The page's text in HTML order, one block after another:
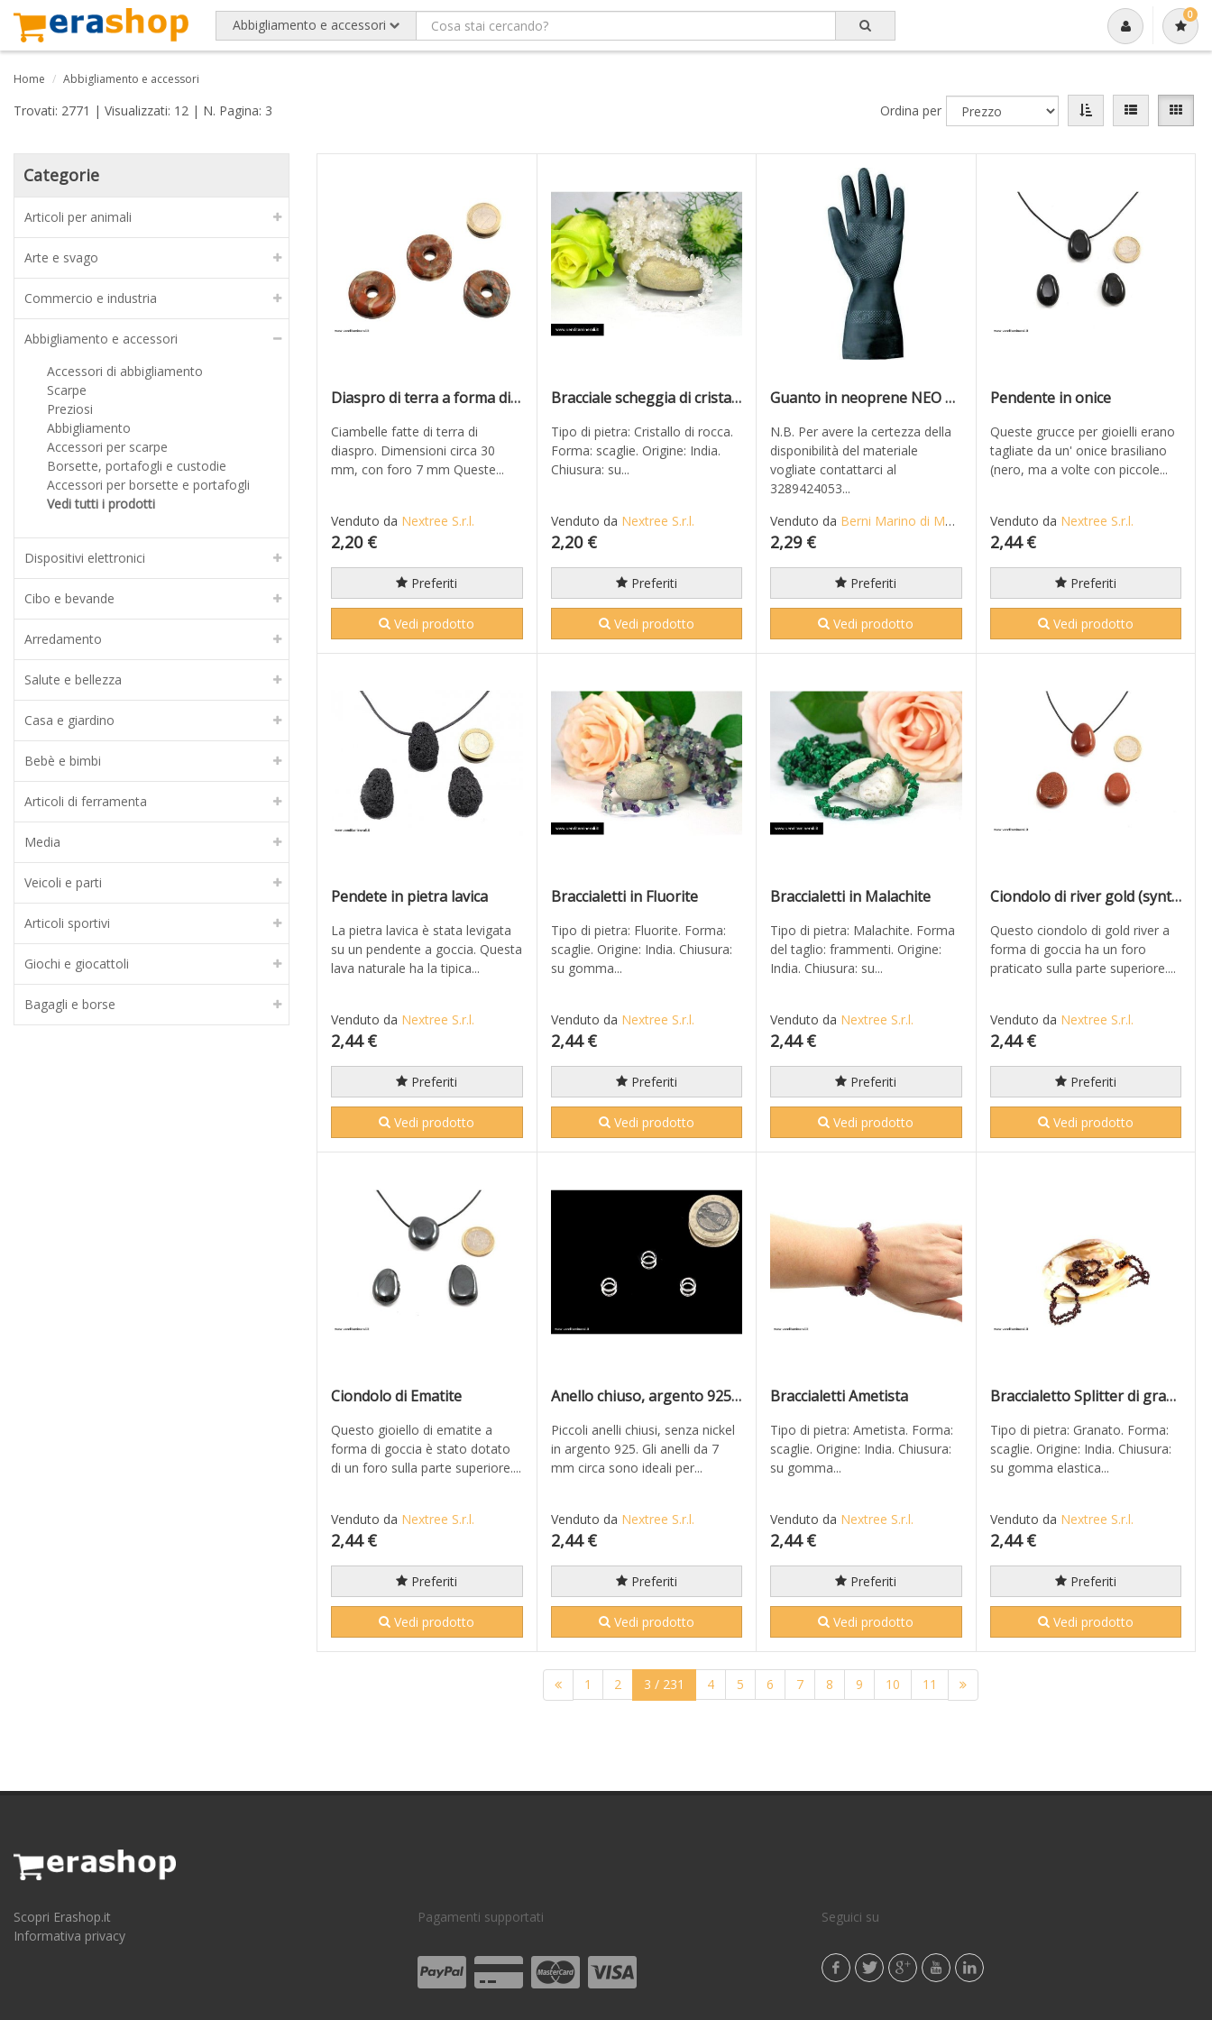
Abbigliamento e accessori
0
Home Abbigliamento e accessori
Trovati: 2771 | Visualizzati: 12 | N. Pagina: 3 Ordina per
Categorie
Articoli per animali
Arte e svago
Commercio e industria
Abbigliamento e accessori
Accessori di abbigliamento
Scarpe
Preziosi
Abbigliamento
Accessori per scarpe
Borsette, portafogli e custodie
Accessori per borsette e portafogli
Vedi tutti i prodotti
Dispositivi elettronici
Cibo e bevande
Arredamento
Salute e bellezza
Casa e giardino
Bebè e bimbi
Articoli di ferramenta
Media
Veicoli e parti
Articoli sportivi
Giochi e giocattoli
Bagagli e borse
Diaspro di terra a forma di ciambelle - 30 mm
Ciambelle fatte di terra di
diaspro. Dimensioni circa 30
mm, con foro 7 mm Queste...
Venduto da Nextree S.r.l.
2,20 €
Preferiti
Vedi prodotto
Bracciale scheggia di cristallo di rocca
Tipo di pietra: Cristallo di rocca.
Forma: scaglie. Origine: India.
Chiusura: su...
Venduto da Nextree S.r.l.
2,20 €
Preferiti
Vedi prodotto
Guanto in neoprene NEO ECO MACTUK
N.B. Per avere la certezza della
disponibilità del materiale
vogliate contattarci al
3289424053...
Venduto da Berni Marino di Mario S.n.c.
2,29 €
Preferiti
Vedi prodotto
Pendente in onice
Queste grucce per gioielli erano
tagliate da un' onice brasiliano
(nero, ma a volte con piccole...
Venduto da Nextree S.r.l.
2,44 €
Preferiti
Vedi prodotto
Pendete in pietra lavica
La pietra lavica è stata levigata
su un pendente a goccia. Questa
lava naturale ha la tipica...
Venduto da Nextree S.r.l.
2,44 €
Preferiti
Vedi prodotto
Braccialetti in Fluorite
Tipo di pietra: Fluorite. Forma:
scaglie. Origine: India. Chiusura:
su gomma...
Venduto da Nextree S.r.l.
2,44 €
Preferiti
Vedi prodotto
Braccialetti in Malachite
Tipo di pietra: Malachite. Forma
del taglio: frammenti. Origine:
India. Chiusura: su...
Venduto da Nextree S.r.l.
2,44 €
Preferiti
Vedi prodotto
Ciondolo di river gold (synth.)
Questo ciondolo di gold river a
forma di goccia ha un foro
praticato sulla parte superiore....
Venduto da Nextree S.r.l.
2,44 €
Preferiti
Vedi prodotto
Ciondolo di Ematite
Questo gioiello di ematite a
forma di goccia è stato dotato
di un foro sulla parte superiore....
Venduto da Nextree S.r.l.
2,44 €
Preferiti
Vedi prodotto
Anello chiuso, argento 925 - 3 pezzi
Piccoli anelli chiusi, senza nickel
in argento 925. Gli anelli da 7
mm circa sono ideali per...
Venduto da Nextree S.r.l.
2,44 €
Preferiti
Vedi prodotto
Braccialetti Ametista
Tipo di pietra: Ametista. Forma:
scaglie. Origine: India. Chiusura:
su gomma...
Venduto da Nextree S.r.l.
2,44 €
Preferiti
Vedi prodotto
Braccialetto Splitter di granato
Tipo di pietra: Granato. Forma:
scaglie. Origine: India. Chiusura:
su gomma elastica...
Venduto da Nextree S.r.l.
2,44 €
Preferiti
Vedi prodotto
1 2 3 / 231 4 5 6 7 8 9 10 11
Scopri Erashop.it
Informativa privacy
Pagamenti supportati Seguici su